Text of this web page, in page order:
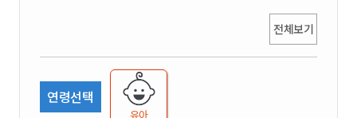
전체보기
연령선택
유아